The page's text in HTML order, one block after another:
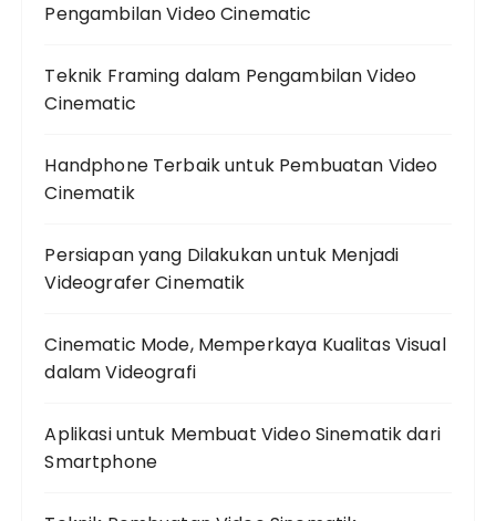
Pengambilan Video Cinematic
Teknik Framing dalam Pengambilan Video
Cinematic
Handphone Terbaik untuk Pembuatan Video
Cinematik
Persiapan yang Dilakukan untuk Menjadi
Videografer Cinematik
Cinematic Mode, Memperkaya Kualitas Visual
dalam Videografi
Aplikasi untuk Membuat Video Sinematik dari
Smartphone